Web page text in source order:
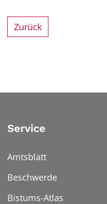
Zurück
Service
Amtsblatt
Beschwerde
Bistums-Atlas